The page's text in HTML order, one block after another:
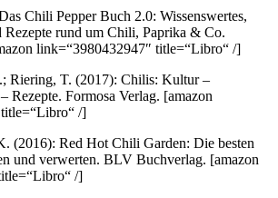
Chili Pepper Buch 2.0: Wissenswertes,
Rezepte rund um Chili, Paprika & Co.
link=“3980432947″ title=“Libro“ /]
Riering, T. (2017): Chilis: Kultur –
Rezepte. Formosa Verlag. [amazon
/]
(2016): Red Hot Chili Garden: Die besten
und verwerten. BLV Buchverlag. [amazon
/]